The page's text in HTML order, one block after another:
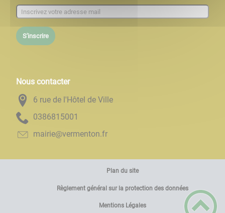
S'inscrire
Nous contacter
6 rue de l'Hôtel de Ville
1005186830
rf.notnemrev@eiriam
Plan du site
Règlement général sur la protection des données
Mentions Légales